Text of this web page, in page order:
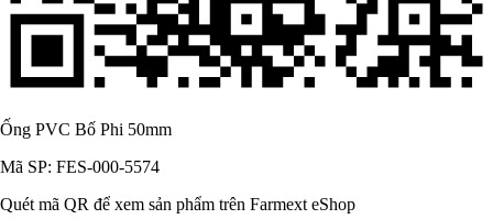
Ống PVC Bố Phi 50mm
Mã SP: FES-000-5574
Quét mã QR để xem sản phẩm trên Farmext eShop